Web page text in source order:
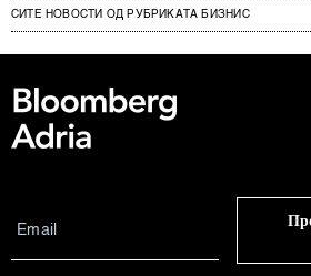
СИТЕ НОВОСТИ ОД РУБРИКАТА БИЗНИС